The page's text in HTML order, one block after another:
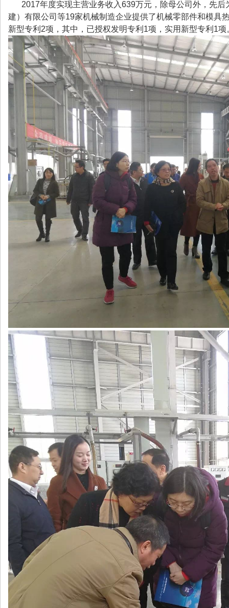
2017年度实现主营业务收入639万元，除母公司外，先
建）有限公司等19家机械制造企业提供了机械零部件和模具
新型专利2项，其中，已授权发明专利1项，实用新型专利1